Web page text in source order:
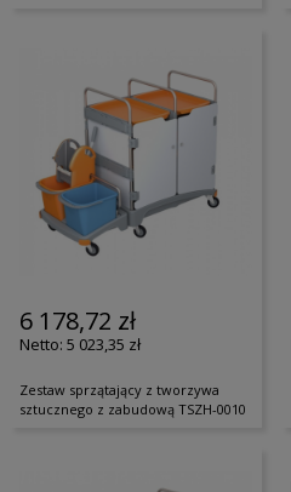
6 178,72 zł
5 023,35 zł
Zestaw sprzątający z tworzywa
sztucznego z zabudową TSZH-0010